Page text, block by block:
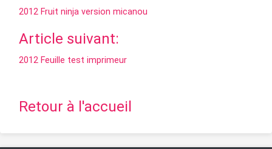
2012 Fruit ninja version micanou
Article suivant:
2012 Feuille test imprimeur
Retour à l'accueil